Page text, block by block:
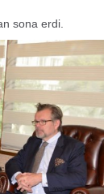
sona erdi.